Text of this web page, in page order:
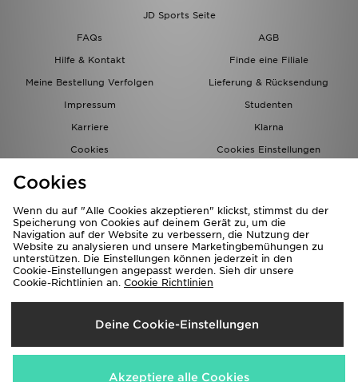
JD Sports Seite
FAQs
AGB
Hilfe & Kontakt
Finde eine Filiale
Meine Bestellung Verfolgen
Lieferung & Rücksendung
Impressum
Studenten
Karriere
Klarna
Cookies
Cookies Einstellungen
Lieferung Nach
Deutschland
Wir akzeptieren folgende Zahlungsmethoden
Cookies
Wenn du auf "Alle Cookies akzeptieren" klickst, stimmst du der
Speicherung von Cookies auf deinem Gerät zu, um die
Navigation auf der Website zu verbessern, die Nutzung der
Website zu analysieren und unsere Marketingbemühungen zu
unterstützen. Die Einstellungen können jederzeit in den
Cookie-Einstellungen angepasst werden. Sieh dir unsere
Cookie-Richtlinien an. Cookie Richtlinien
Deine Cookie-Einstellungen
Akzeptiere alle Cookies